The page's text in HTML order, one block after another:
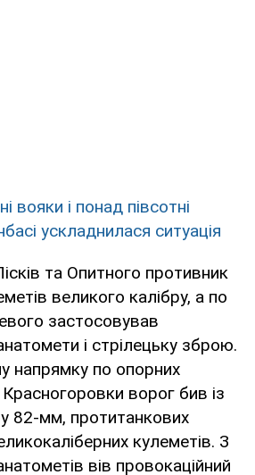
вояки і понад півсотні
ускладнилася ситуація
та Опитного противник
великого калібру, а по
застосовував
і стрілецьку зброю.
напрямку по опорних
ворог бив із
82-мм, протитанкових
кулеметів. З
вів провокаційний